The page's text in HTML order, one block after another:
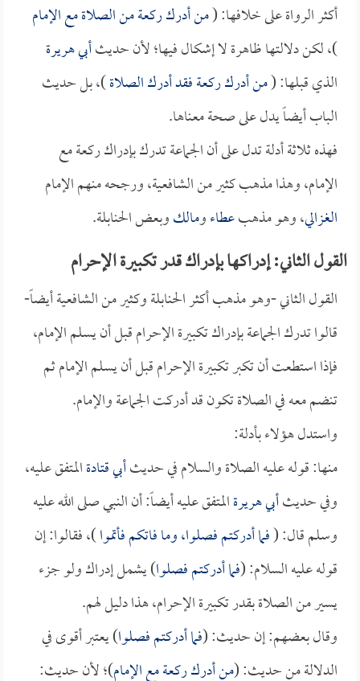
أكثر الرواة على خلافها: (من أدرك ركعة من الصلاة مع الإمام
)، لكن دلالتها ظاهرة لا إشكال فيها؛ لأن حديثأبي هريرة
الذي قبلها: (من أدرك ركعة فقد أدرك الصلاة)، بل حديث
الباب أيضاً يدل على صحة معناها.
فهذه ثلاثة أدلة تدل على أن الجماعة تدرك بإدراك ركعة مع
الإمام، وهذا مذهب كثير من الشافعية، ورجحه منهم الإمام
الغزالي، وهو مذهبعطاءومالكوبعض الحنابلة.
القول الثاني: إدراكها بإدراك قدر تكبيرة الإحرام
القول الثاني -وهو مذهب أكثر الحنابلة وكثير من الشافعية أيضاً-
قالوا تدرك الجماعة بإدراك تكبيرة الإحرام قبل أن يسلم الإمام،
فإذا استطعت أن تكبر تكبيرة الإحرام قبل أن يسلم الإمام ثم
تنضم معه في الصلاة تكون قد أدركت الجماعة والإمام.
واستدل هؤلاء بأدلة:
منها: قوله عليه الصلاة والسلام في حديثأبي قتادةالمتفق عليه،
وفي حديثأبي هريرةالمتفق عليه أيضاً: أن النبي صلى الله عليه
وسلم قال: (فما أدركتم فصلوا، وما فاتكم فأتموا)، فقالوا: إن
قوله عليه السلام: (فما أدركتم فصلوا) يشمل إدراك ولو جزء
يسير من الصلاة بقدر تكبيرة الإحرام، هذا دليل لهم.
وقال بعضهم: إن حديث: (فما أدركتم فصلوا) يعتبر أقوى في
الدلالة من حديث: (من أدرك ركعة مع الإمام)؛ لأن حديث: